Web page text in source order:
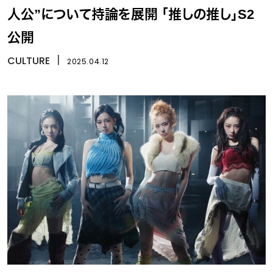
人公”について持論を展開 「推しの推し」S2
公開
CULTURE 2025.04.12